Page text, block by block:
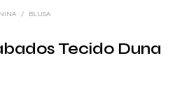
/ BLUSA
Tecido Duna